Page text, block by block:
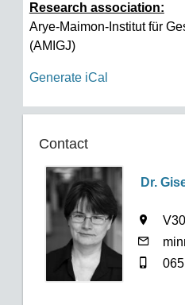
Research association:
Arye-Maimon-Institut für
(AMIGJ)
Generate iCal
Contact
Dr.